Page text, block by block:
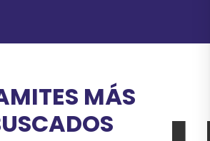
MÁS